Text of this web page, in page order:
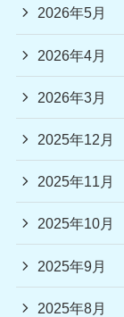
2026年5月
2026年4月
2026年3月
2025年12月
2025年11月
2025年10月
2025年9月
2025年8月